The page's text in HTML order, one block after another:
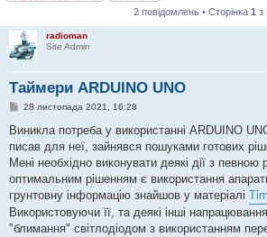
2 повідомлень • Сторінка 1 з
radioman
Site Admin
Таймери ARDUINO UNO
П
в
д
о
л
е
н
н
я
28 листопада 2021, 16:28
Виникла потреба у використанні ARDUINO
писав для неї, зайнявся пошуками готових
Мені необхідно виконувати деякі дії з певною
оптимальним рішенням є використання
грунтовну інформацію знайшов у матеріалі
Використовуючи її, та деякі інші
"блимання" світлодіодом з використанням